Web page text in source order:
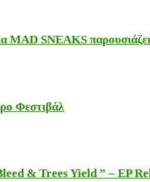
SNEAKS
Φεστιβάλ
& Trees Yield ” – EP